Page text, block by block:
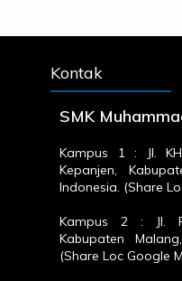
Kontak
SMK
Kampus 1 : Jl.
Kepanjen,
Indonesia. (Share
Kampus 2 : Jl.
Kabupaten
(Share Loc Google